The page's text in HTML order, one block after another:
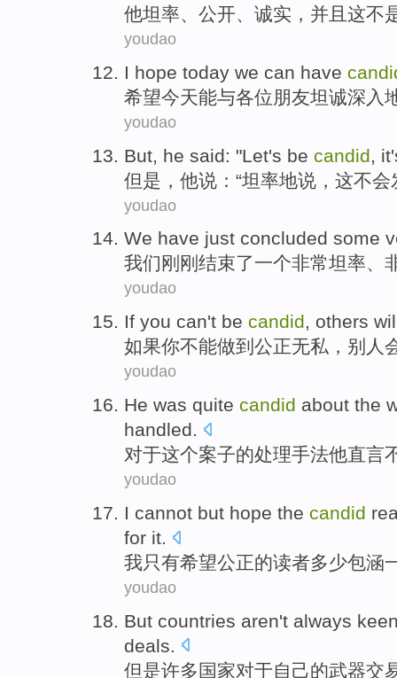
他坦率、 公开、 诚实 ， 并且 这不
youdao
I hope today we can have
希望今天能与各位朋友坦诚深入
youdao
But he said: "Let's be candid it
但是 ， 他说 ：“坦率地说 ， 这不会
youdao
We have just concluded some
我们 刚刚 结束了一个非常坦率、
youdao
If you can't be candid, others
如果你不能做到 公正无私， 别人
youdao
He was quite candid about the
handled.
对于这个案子的处理手法他直言
youdao
I cannot but hope the candid
for it.
我只有希望公正的读者多少包涵
youdao
But countries aren't always
deals
但是许多国家对于自己的武器交